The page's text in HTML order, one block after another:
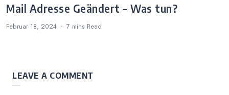
Mail Adresse Geändert – Was tun?
Februar 18, 2024 7 mins Read
LEAVE A COMMENT